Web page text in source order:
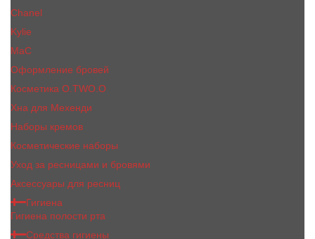
Сhanеl
Kylie
MaC
Оформление бровей
Косметика O.TWO.O
Хна для Мехенди
Наборы кремов
Косметические наборы
Уход за ресницами и бровями
Аксессуары для ресниц
Гигиена
Гигиена полости рта
Средства гигиены